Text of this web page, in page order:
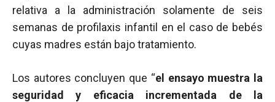
relativa a la administración solamente de seis
semanas de profilaxis infantil en el caso de bebés
cuyas madres están bajo tratamiento.
Los autores concluyen que “el ensayo muestra la
seguridad y eficacia incrementada de la